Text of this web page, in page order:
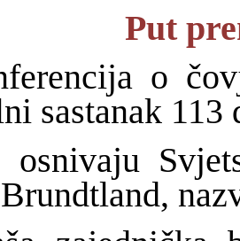
Put
o
sastanak 113
osnivaju